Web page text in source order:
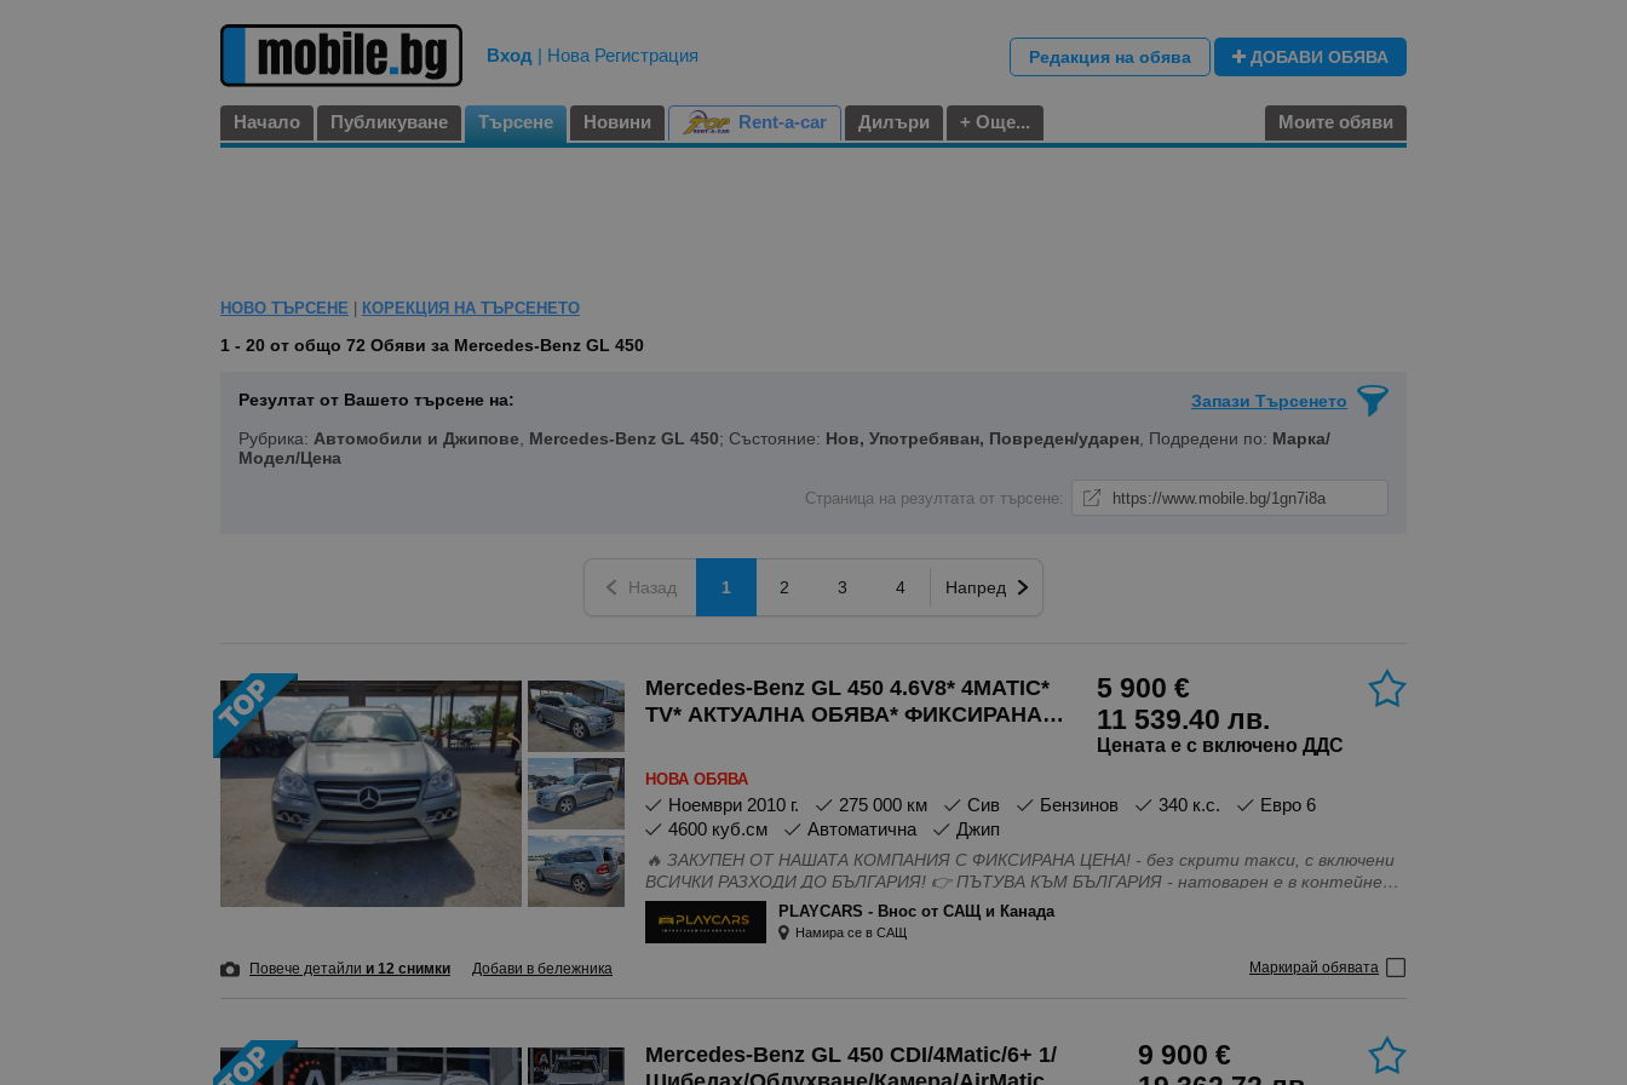
Вход | Нова Регистрация Редакция на обява ДОБАВИ ОБЯВА
Начало Публикуване Търсене Новини Rent-a-car Дилъри + Още... Моите обяви
НОВО ТЪРСЕНЕ КОРЕКЦИЯ НА ТЪРСЕНЕТО
1 - 20 от общо 72 Обяви за Mercedes-Benz GL 450
Резултат от Вашето търсене на:
Запази Търсенето
Рубрика: Автомобили и Джипове, Mercedes-Benz GL 450; Състояние: Нов, Употребяван, Повреден/ударен, Подредени по: Марка/
Модел/Цена
Страница на резултата от търсене:
Назад 1 2 3 4 Напред
Mercedes-Benz GL 450 4.6V8* 4MATIC*
TV* АКТУАЛНА ОБЯВА* ФИКСИРАНА
5 900 €
11 539.40 лв.
Цената е с включено ДДС
НОВА ОБЯВА
ноември 2010 г. 275 000 км Сив Бензинов 340 к.с.
Евро 6
4600 куб.см
Автоматична Джип
🔥 ЗАКУПЕН ОТ НАШАТА КОМПАНИЯ С ФИКСИРАНА ЦЕНА! - без скрити такси, с включени
ВСИЧКИ РАЗХОДИ ДО БЪЛГАРИЯ! 👉 ПЪТУВА КЪМ БЪЛГАРИЯ - натоварен е в контейнер,
взимате автомобил с ПО-БЪРЗ СРОК и ГАРАНТИРАНА ЦЕНА, не празни обещания и
фалшиви обяви. 📞 ОБАДЕТЕ СЕ ДНЕС и се възползвайте от офертата с ОГРАНИЧЕНО
ВРЕМЕ! . ПЪЛНА СЕРВИЗНА ИСТОРИЯ В ОФИЦИАЛНО ПРЕДСТАВИТЕЛСТВО НА МАРКАТА,
ГАРАНТИРАН ПРОИЗХОД, ТЕХНИЧЕСКО СЪСТОЯНИЕ И РЕАЛЕН ПРОБЕГ КРАЙНА ЦЕНА С
такси, транспортни разходи, митнически такси, както и доставка с автовоз до
посочената сума, разпределена на няколко етапа. ✅ НАЙ-ИЗГОДНАТА КОМИСИОННА ЗА
ВНОС НА АВТОМОБИЛ ОТ САЩ! ⏱️ БЪРЗИ СРОКОВЕ - ГАРАНТИРАНА КОРЕКТНОСТ ⭐️
PLAYCARS - Внос от САЩ и Канада
Намира се в САЩ
Повече детайли и 12 снимки Добави в бележника Маркирай обявата
Mercedes-Benz GL 450 CDI/4Matic/6+ 1/
9 900 €